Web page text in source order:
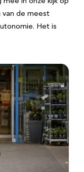
van de meest
Het is